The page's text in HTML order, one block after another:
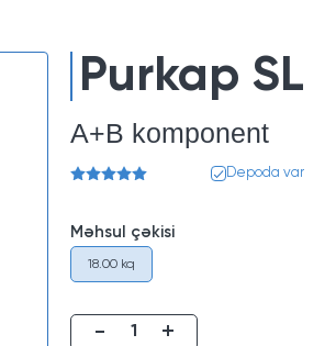
Purkap SL
A+B komponent
Depoda var
Məhsul çəkisi
18.00 kq
- +